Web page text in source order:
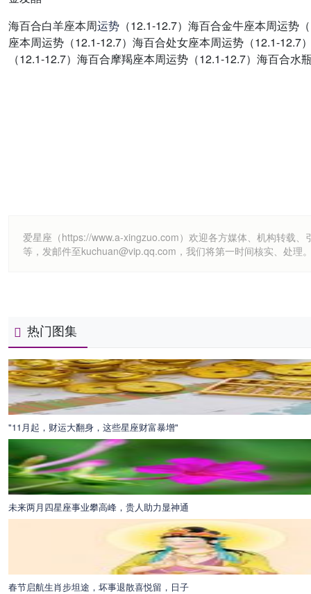
海百合白羊座本周运势 （12.1-12.7）海百合金牛座本周运
座本周运势（12.1-12.7）海百合处女座本周运势（12.1-
（12.1-12.7）海百合摩羯座本周运势（12.1-12.7）海百合
爱星座（https://www.a-xingzuo.com）欢迎各方媒体、机构转载
等，发邮件至kuchuan@vip.qq.com，我们将第一时间核实、处理
热门图集
"11月起，财运大翻身，这些星座财富暴增"
未来两月四星座事业攀高峰，贵人助力显神通
春节启航生肖步坦途，坏事退散喜悦留，日子